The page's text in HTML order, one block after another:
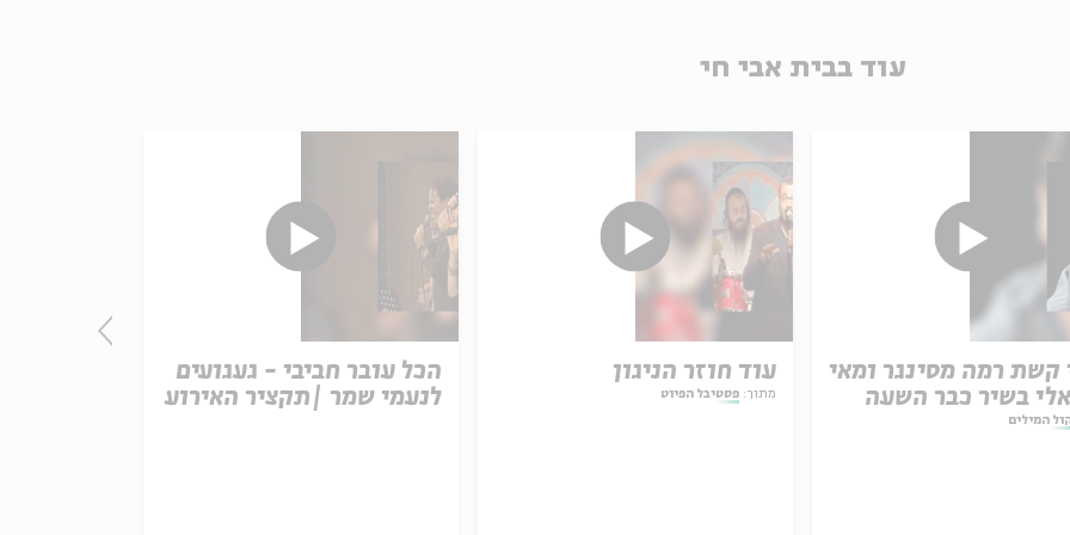
עוד בבית אבי חי
הכל עובר חביבי - געגועים
לנעמי שמר |תקציר האירוע
עוד חוזר הניגון
מתוך: פסטיבל הפיוט
קשת רמה מסינגר ומאי
בשיר כבר השעה
המילים